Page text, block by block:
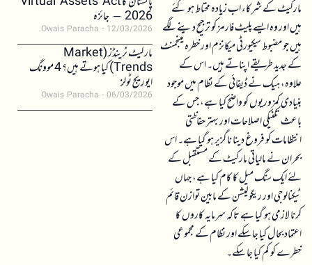
مارکیٹ کے شرکاء اب زیادہ محتاط ہو گئے
ہیں اور وہ ایسے پلیٹ فارمز کو ترجیح دینے لگے
ہیں جو مضبوط سیکیورٹی میکانزم اور خطرہ مینجمنٹ
کے جدید طریقے اپناتے ہیں۔ اس کے
علاوہ، ہیک نے ڈیفائی کے نظام میں موجود
بنیادی کمزوریوں کو واضح کیا ہے، جس کے
باعث تکنیکی اصلاحات اور بہتر حفاظتی
انتظامات کو فروغ دینا ناگزیر ہو گیا ہے۔ اس
بحران نے مالیاتی مارکیٹ کے مستقبل کے
لئے ایک سنگ میل کا کام کیا ہے، جہاں
ٹیکنالوجی اور ریگولیشن کے مابین توازن قائم
کرنا لازمی ہو گیا ہے تاکہ سرمایہ کاروں کا
اعتماد بحال کیا جا سکے اور نظام کے مجموعی
خطرے کو کم کیا جا سکے۔
2026 – جائزہ
Owais Paracha 12/03/2026
مارکیٹ ٹرینڈز (Market
Trends) کیا ہوتے ہیں؟ 4 موونگ
ایوریج ٹولز
Owais Paracha 06/03/2026